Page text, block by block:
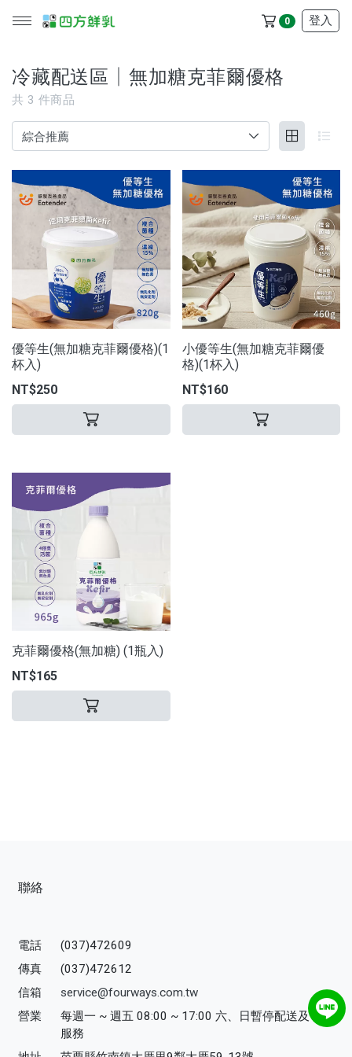
0 登入
所有產品
冷藏配送區
冷凍配送區
服務/政策
冷藏配送區│無加糖克菲爾優格
共 3 件商品
優等生(無加糖克菲爾優格)(1
杯入)
NT$250
小優等生(無加糖克菲爾優
格)(1杯入)
NT$160
克菲爾優格(無加糖) (1瓶入)
NT$165
聯絡
電話
(037)472609
傳真
(037)472612
信箱
service@fourways.com.tw
營業
每週一 ~ 週五 08:00 ~ 17:00 六、日暫停配送及寄送
服務